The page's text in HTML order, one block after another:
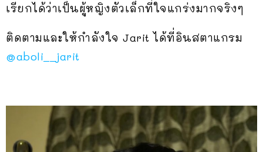
เรียกได้ว่าเป็นผู้หญิงตัวเล็กที่ใจแกร่งมากจริงๆ
ติดตามและให้กำลังใจ Jarit ได้ที่อินสตาแกรม
@aboli__jarit